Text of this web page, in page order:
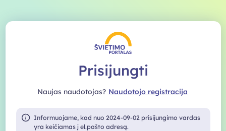
Prisijungti
Naujas naudotojas? Naudotojo registracija
Informuojame, kad nuo 2024-09-02 prisijungimo vardas
yra keičiamas į el.pašto adresą.